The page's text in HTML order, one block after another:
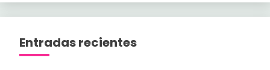
Entradas recientes